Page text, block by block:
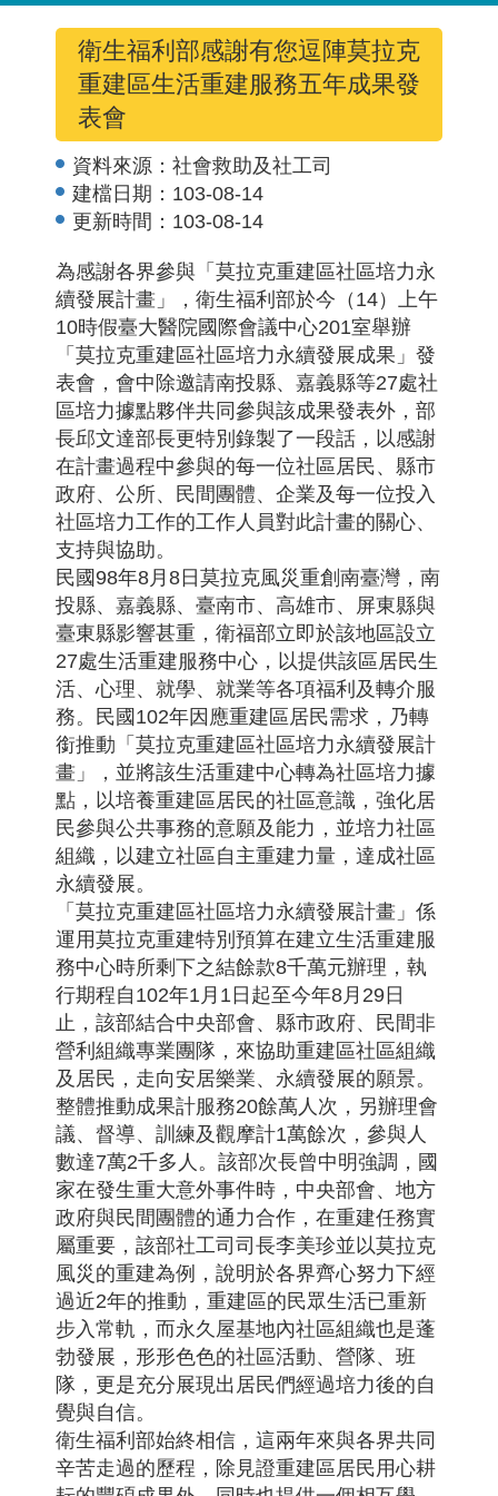
衛生福利部感謝有您逗陣莫拉克
重建區生活重建服務五年成果發
表會
資料來源： 社會救助及社工司
建檔日期： 103-08-14
更新時間： 103-08-14
為感謝各界參與「莫拉克重建區社區培力永
續發展計畫」，衛生福利部於今（14）上午
10時假臺大醫院國際會議中心201室舉辦
「莫拉克重建區社區培力永續發展成果」發
表會，會中除邀請南投縣、嘉義縣等27處社
區培力據點夥伴共同參與該成果發表外，部
長邱文達部長更特別錄製了一段話，以感謝
在計畫過程中參與的每一位社區居民、縣市
政府、公所、民間團體、企業及每一位投入
社區培力工作的工作人員對此計畫的關心、
支持與協助。
民國98年8月8日莫拉克風災重創南臺灣，南
投縣、嘉義縣、臺南市、高雄市、屏東縣與
臺東縣影響甚重，衛福部立即於該地區設立
27處生活重建服務中心，以提供該區居民生
活、心理、就學、就業等各項福利及轉介服
務。民國102年因應重建區居民需求，乃轉
銜推動「莫拉克重建區社區培力永續發展計
畫」，並將該生活重建中心轉為社區培力據
點，以培養重建區居民的社區意識，強化居
民參與公共事務的意願及能力，並培力社區
組織，以建立社區自主重建力量，達成社區
永續發展。
「莫拉克重建區社區培力永續發展計畫」係
運用莫拉克重建特別預算在建立生活重建服
務中心時所剩下之結餘款8千萬元辦理，執
行期程自102年1月1日起至今年8月29日
止，該部結合中央部會、縣市政府、民間非
營利組織專業團隊，來協助重建區社區組織
及居民，走向安居樂業、永續發展的願景。
整體推動成果計服務20餘萬人次，另辦理會
議、督導、訓練及觀摩計1萬餘次，參與人
數達7萬2千多人。該部次長曾中明強調，國
家在發生重大意外事件時，中央部會、地方
政府與民間團體的通力合作，在重建任務實
屬重要，該部社工司司長李美珍並以莫拉克
風災的重建為例，說明於各界齊心努力下經
過近2年的推動，重建區的民眾生活已重新
步入常軌，而永久屋基地內社區組織也是蓬
勃發展，形形色色的社區活動、營隊、班
隊，更是充分展現出居民們經過培力後的自
覺與自信。
衛生福利部始終相信，這兩年來與各界共同
辛苦走過的歷程，除見證重建區居民用心耕